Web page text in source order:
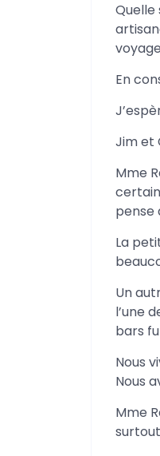
En
Jim et
Mme
pense
La
Un
l’une
bars
Nous
Nous
Mme